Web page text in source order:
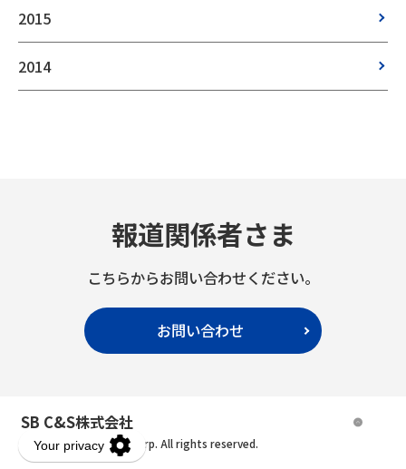
2015
2014
報道関係者さま
こちらからお問い合わせください。
お問い合わせ
SB C&S株式会社
Copyright © SB C&S Corp. All rights reserved.